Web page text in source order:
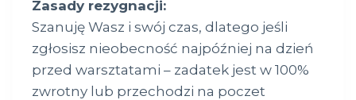
Zasady rezygnacji:
Szanuję Wasz i swój czas, dlatego jeśli
zgłosisz nieobecność najpóźniej na dzień
przed warsztatami – zadatek jest w 100%
zwrotny lub przechodzi na poczet